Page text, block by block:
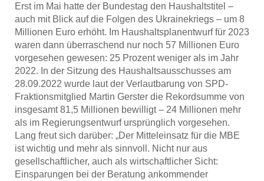
Erst im Mai hatte der Bundestag den Haushaltstitel –
auch mit Blick auf die Folgen des Ukrainekriegs – um 8
Millionen Euro erhöht. Im Haushaltsplanentwurf für 2023
waren dann überraschend nur noch 57 Millionen Euro
vorgesehen gewesen: 25 Prozent weniger als im Jahr
2022. In der Sitzung des Haushaltsausschusses am
28.09.2022 wurde laut der Verlautbarung von SPD-
Fraktionsmitglied Martin Gerster die Rekordsumme von
insgesamt 81,5 Millionen bewilligt – 24 Millionen mehr
als im Regierungsentwurf ursprünglich vorgesehen.
Lang freut sich darüber: „Der Mitteleinsatz für die MBE
ist wichtig und mehr als sinnvoll. Nicht nur aus
gesellschaftlicher, auch als wirtschaftlicher Sicht:
Einsparungen bei der Beratung ankommender